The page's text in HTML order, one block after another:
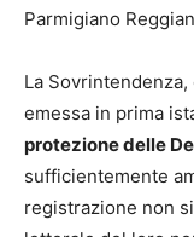
Parmigiano
La
emessa in prima
protezione delle
sufficientemente
registrazione non